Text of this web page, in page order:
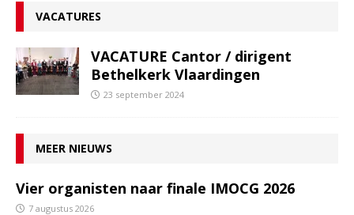
VACATURES
VACATURE Cantor / dirigent
Bethelkerk Vlaardingen
23 september 2024
MEER NIEUWS
Vier organisten naar finale IMOCG 2026
7 augustus 2026